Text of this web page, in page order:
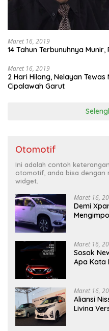
Maret 16, 2019
14 Tahun Terbunuhnya
Maret 16, 2019
2 Hari Hilang, Nelayan
Cipalawah Garut
Otomotif
Ini adalah contoh
otomotif, anda bisa dengan
widget.
Maret 16,
Demi
Maret 16,
Sosok
Apa Kata
Maret 16,
Aliansi
Livina